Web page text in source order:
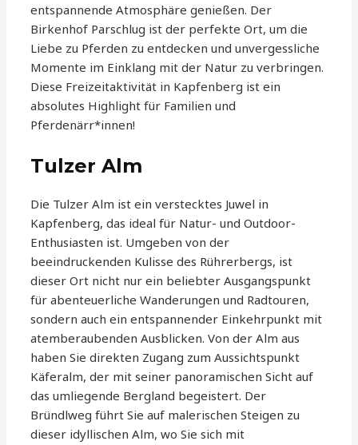
entspannende Atmosphäre genießen. Der
Birkenhof Parschlug ist der perfekte Ort, um die
Liebe zu Pferden zu entdecken und unvergessliche
Momente im Einklang mit der Natur zu verbringen.
Diese Freizeitaktivität in Kapfenberg ist ein
absolutes Highlight für Familien und
Pferdenärr*innen!
Tulzer Alm
Die Tulzer Alm ist ein verstecktes Juwel in
Kapfenberg, das ideal für Natur- und Outdoor-
Enthusiasten ist. Umgeben von der
beeindruckenden Kulisse des Rührerbergs, ist
dieser Ort nicht nur ein beliebter Ausgangspunkt
für abenteuerliche Wanderungen und Radtouren,
sondern auch ein entspannender Einkehrpunkt mit
atemberaubenden Ausblicken. Von der Alm aus
haben Sie direkten Zugang zum Aussichtspunkt
Käferalm, der mit seiner panoramischen Sicht auf
das umliegende Bergland begeistert. Der
Bründlweg führt Sie auf malerischen Steigen zu
dieser idyllischen Alm, wo Sie sich mit